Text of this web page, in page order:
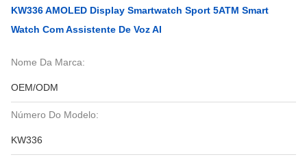
KW336 AMOLED Display Smartwatch Sport 5ATM Smart
Watch Com Assistente De Voz AI
Nome Da Marca:
OEM/ODM
Número Do Modelo:
KW336